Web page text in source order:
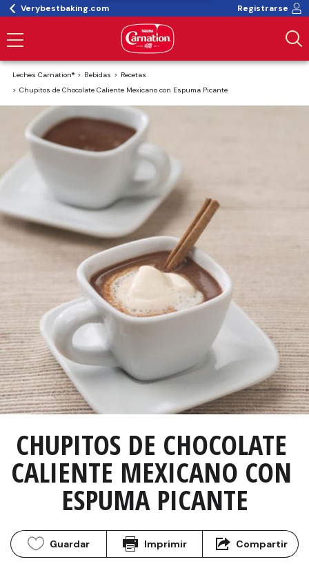
Verybestbaking.com Registrarse
Leches Carnation® Bebidas
Recetas
Chupitos de Chocolate Caliente Mexicano con Espuma Picante
CHUPITOS DE CHOCOLATE
CALIENTE MEXICANO CON
ESPUMA PICANTE
Guardar Imprimir Compartir